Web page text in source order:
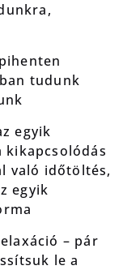
tudunk
egyik
kikapcsolódás
való időtöltés,
egyik
– pár
le a